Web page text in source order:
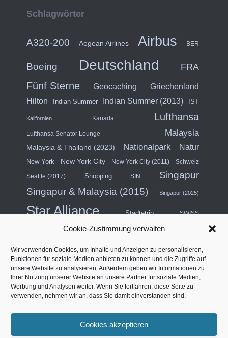
Cookie-Zustimmung verwalten
Wir verwenden Cookies, um Inhalte und Anzeigen zu personalisieren,
Funktionen für soziale Medien anbieten zu können und die Zugriffe auf
unsere Website zu analysieren. Außerdem geben wir Informationen zu
Ihrer Nutzung unserer Website an unsere Partner für soziale Medien,
Werbung und Analysen weiter. Wenn Sie fortfahren, diese Seite zu
verwenden, nehmen wir an, dass Sie damit einverstanden sind.
Cookies akzeptieren
Schlagwörter
A320-200 Aegean Airlines Airbus BER
Boeing Deutschland FRA
Fünf Sterne Geocaching Griechenland
Hilton Indian Summer Indian Summer (2013) IST
Kalifornien Kanada Lufthansa
Lufthansa Senator Lounge Malaysia
Malaysia & Thailand (2023) Nationalpark Natur
New York New York City New York City (2011) Schweiz
Seattle (2017) Shopping SIN
Singapur
Singapur & Malaysia (2015)
Singapur (2025)
Star Alliance Städtetrip SWISS
Südostasien (2011)
Turkish Airlines Türkei USA
USA (Mittlerer Westen) & Kanada (2018)
Vereinigte Arabische Emirate
Vertragslounge
Vier Sterne
Westküste Nordamerika (2014)